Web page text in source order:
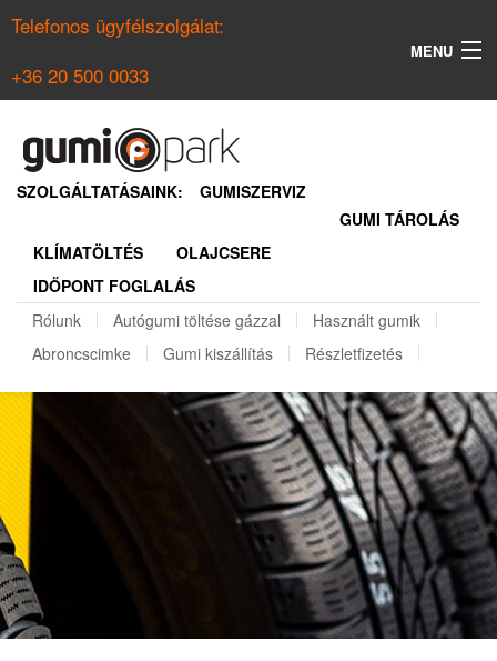
Telefonos ügyfélszolgálat:
+36 20 500 0033
MENU
NYÁRI GUMI KERESŐ
REGISZTRÁCIÓ
SZOLGÁLTATÁSAINK:
GUMISZERVIZ
GUMI TÁROLÁS
KLÍMATÖLTÉS
OLAJCSERE
IDŐPONT FOGLALÁS
Rólunk
Autógumi töltése gázzal
Használt gumik
Abroncscimke
Gumi kiszállítás Részletfizetés